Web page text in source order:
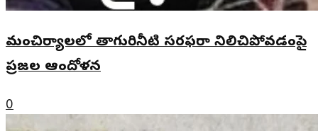
మంచిర్యాలలో తాగురినీటి సరఫరా నిలిచిపోవడంపై
ప్రజల ఆందోళన
0